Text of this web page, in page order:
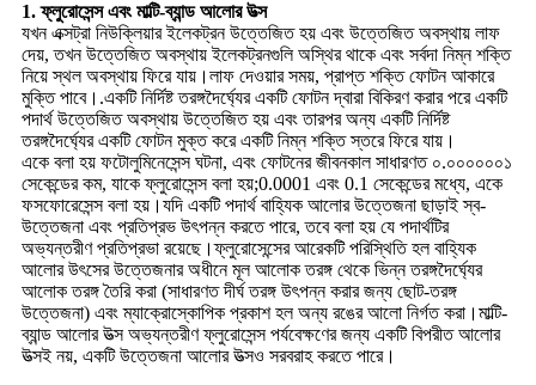
1. ফ্লুরোসেন্স এবং মাল্টি-ব্যান্ড আলোর উত্স
যখন এক্সট্রা নিউক্লিয়ার ইলেকট্রন উত্তেজিত হয় এবং উত্তেজিত অবস্থায় লাফ
দেয়, তখন উত্তেজিত অবস্থায় ইলেকট্রনগুলি অস্থির থাকে এবং সর্বদা নিম্ন শক্তি
নিয়ে স্থল অবস্থায় ফিরে যায়।লাফ দেওয়ার সময়, প্রাপ্ত শক্তি ফোটন আকারে
মুক্তি পাবে।.একটি নির্দিষ্ট তরঙ্গদৈর্ঘ্যের একটি ফোটন দ্বারা বিকিরণ করার পরে একটি
পদার্থ উত্তেজিত অবস্থায় উত্তেজিত হয় এবং তারপর অন্য একটি নির্দিষ্ট
তরঙ্গদৈর্ঘ্যের একটি ফোটন মুক্ত করে একটি নিম্ন শক্তি স্তরে ফিরে যায়।
একে বলা হয় ফটোলুমিনেসেন্স ঘটনা, এবং ফোটনের জীবনকাল সাধারণত ০.০০০০০০১
সেকেন্ডের কম, যাকে ফ্লুরোসেন্স বলা হয়;0.0001 এবং 0.1 সেকেন্ডের মধ্যে, একে
ফসফোরেসেন্স বলা হয়।যদি একটি পদার্থ বাহ্যিক আলোর উত্তেজনা ছাড়াই স্ব-
উত্তেজনা এবং প্রতিপ্রভ উৎপন্ন করতে পারে, তবে বলা হয় যে পদার্থটির
অভ্যন্তরীণ প্রতিপ্রভা রয়েছে।ফ্লুরোসেন্সের আরেকটি পরিস্থিতি হল বাহ্যিক
আলোর উৎসের উত্তেজনার অধীনে মূল আলোক তরঙ্গ থেকে ভিন্ন তরঙ্গদৈর্ঘ্যের
আলোক তরঙ্গ তৈরি করা (সাধারণত দীর্ঘ তরঙ্গ উৎপন্ন করার জন্য ছোট-তরঙ্গ
উত্তেজনা) এবং ম্যাক্রোস্কোপিক প্রকাশ হল অন্য রঙের আলো নির্গত করা।মাল্টি-
ব্যান্ড আলোর উত্স অভ্যন্তরীণ ফ্লুরোসেন্স পর্যবেক্ষণের জন্য একটি বিপরীত আলোর
উত্সই নয়, একটি উত্তেজনা আলোর উত্সও সরবরাহ করতে পারে।